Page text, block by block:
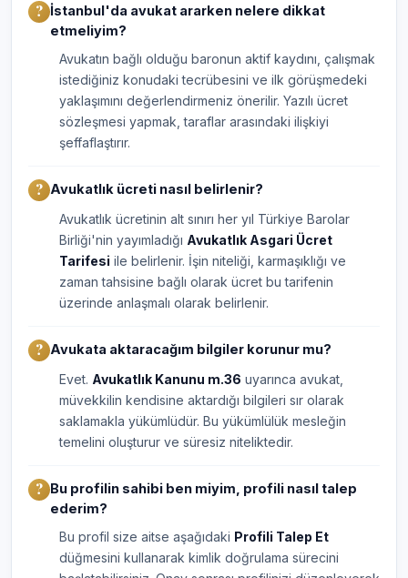
İstanbul'da avukat ararken nelere dikkat
etmeliyim?
Avukatın bağlı olduğu baronun aktif kaydını, çalışmak
istediğiniz konudaki tecrübesini ve ilk görüşmedeki
yaklaşımını değerlendirmeniz önerilir. Yazılı ücret
sözleşmesi yapmak, taraflar arasındaki ilişkiyi
şeffaflaştırır.
Avukatlık ücreti nasıl belirlenir?
Avukatlık ücretinin alt sınırı her yıl Türkiye Barolar
Birliği'nin yayımladığı Avukatlık Asgari Ücret
Tarifesi ile belirlenir. İşin niteliği, karmaşıklığı ve
zaman tahsisine bağlı olarak ücret bu tarifenin
üzerinde anlaşmalı olarak belirlenir.
Avukata aktaracağım bilgiler korunur mu?
Evet. Avukatlık Kanunu m.36 uyarınca avukat,
müvekkilin kendisine aktardığı bilgileri sır olarak
saklamakla yükümlüdür. Bu yükümlülük mesleğin
temelini oluşturur ve süresiz niteliktedir.
Bu profilin sahibi ben miyim, profili nasıl talep
ederim?
Bu profil size aitse aşağıdaki Profili Talep Et
düğmesini kullanarak kimlik doğrulama sürecini